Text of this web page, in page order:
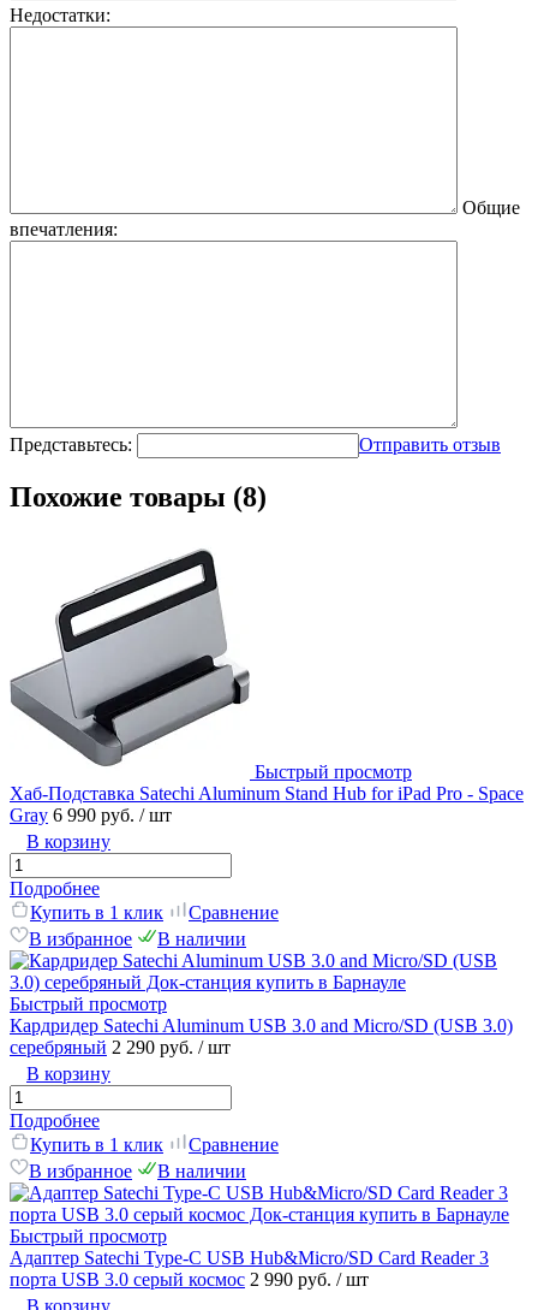
Недостатки:
Общие
впечатления:
Представьтесь: Отправить отзыв
Похожие товары (8)
Быстрый просмотр
Хаб-Подставка Satechi Aluminum Stand Hub for iPad Pro - Space
Gray 6 990 руб. / шт
В корзину
Подробнее
Купить в 1 клик
Сравнение
В избранное
В наличии
Быстрый просмотр
Кардридер Satechi Aluminum USB 3.0 and Micro/SD (USB 3.0)
серебряный 2 290 руб. / шт
В корзину
Подробнее
Купить в 1 клик
Сравнение
В избранное
В наличии
Быстрый просмотр
Адаптер Satechi Type-C USB Hub&Micro/SD Card Reader 3
порта USB 3.0 серый космоc 2 990 руб. / шт